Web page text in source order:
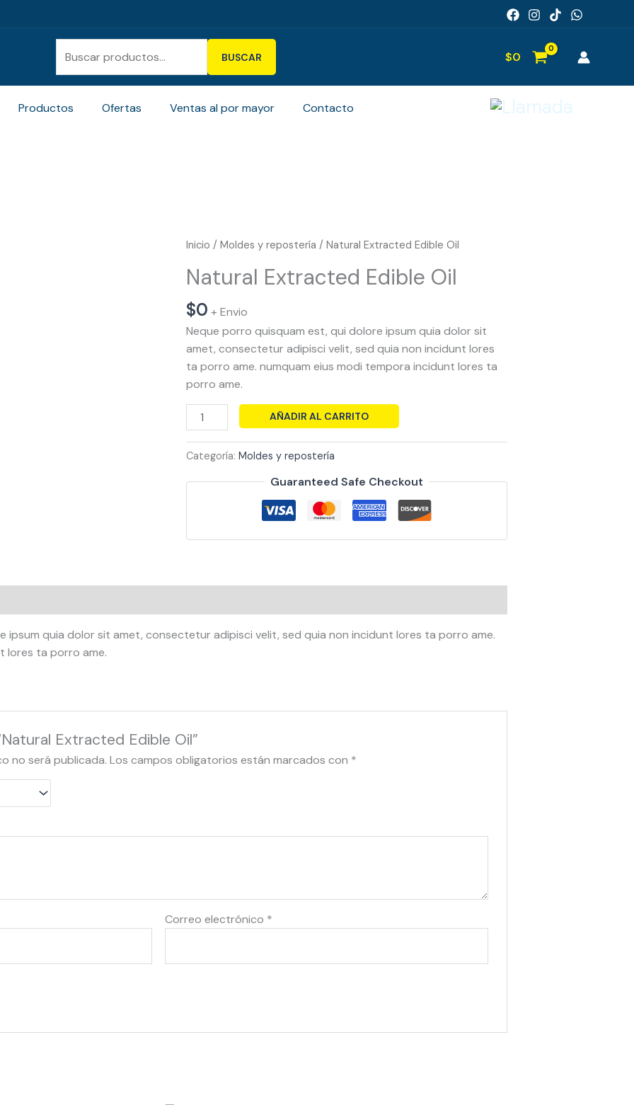
Buscar
por: BUSCAR $0
Productos Ofertas Ventas al por mayor Contacto
Inicio /Moldes y repostería / Natural Extracted Edible Oil
Natural Extracted Edible Oil
$0 + Envio
Neque porro quisquam est, qui dolore ipsum quia dolor sit
amet, consectetur adipisci velit, sed quia non incidunt lores
ta porro ame. numquam eius modi tempora incidunt lores ta
porro ame.
Natural
Edible
Oil
cantidad
AÑADIR AL CARRITO
Categoría:Moldes y repostería
Guaranteed Safe Checkout
ipsum quia dolor sit amet, consectetur adipisci velit, sed quia non incidunt lores ta porro ame.
lores ta porro ame.
Extracted Edible Oil”
no será publicada. Los campos obligatorios están marcados con *
Correo electrónico *